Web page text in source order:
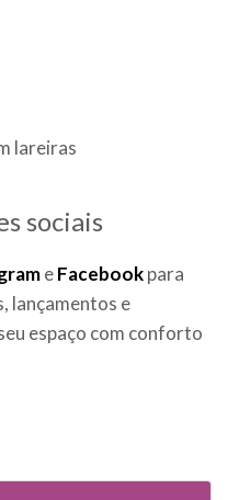
lareiras
sociais
eFacebookpara
lançamentos e
espaço com conforto